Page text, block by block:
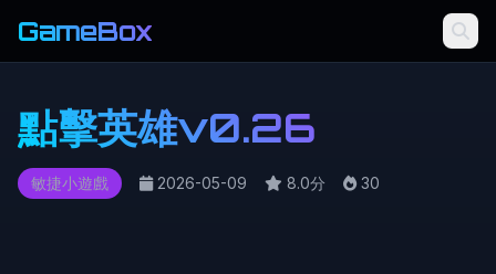
GameBox
點擊英雄v0.26
敏捷小遊戲 2026-05-09 8.0分 30